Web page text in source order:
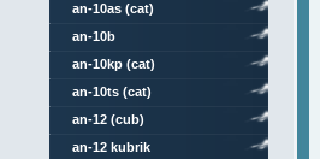
an-10as (cat)
an-10b
an-10kp (cat)
an-10ts (cat)
an-12 (cub)
an-12 kubrik